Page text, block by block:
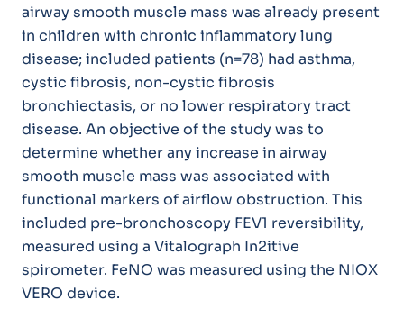
airway smooth muscle mass was already present
in children with chronic inflammatory lung
disease; included patients (n=78) had asthma,
cystic fibrosis, non-cystic fibrosis
bronchiectasis, or no lower respiratory tract
disease. An objective of the study was to
determine whether any increase in airway
smooth muscle mass was associated with
functional markers of airflow obstruction. This
included pre-bronchoscopy FEV1 reversibility,
measured using a Vitalograph In2itive
spirometer. FeNO was measured using the NIOX
VERO device.